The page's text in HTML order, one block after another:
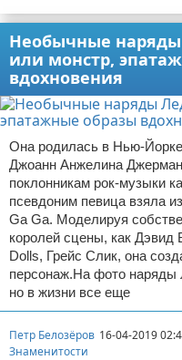
Необычные наряды
или монстр,
вдохновения
Она родилась в Нью-
Джоанн Анжелина
поклонникам рок-музыки
псевдоним певица взяла
Ga Ga. Моделируя
королей сцены, как
Dolls, Грейс Слик, она
персонаж.На фото наряды
но в жизни все еще
Петр Белозёров 16-04-2019
Знаменитости